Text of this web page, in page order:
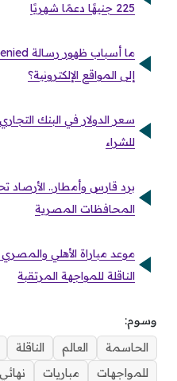
225 جنيهًا دعمًا شهريًا
إلى المواقع الإلكترونية؟
للشراء
برد قارس وأمطار..
المحافظات المصرية
موعد مباراة الأهلي
الناقلة للمواجهة المرتقبة
وسوم:
الحاسمة
العالم الناقلة
للمواجهات
مباريات نهائي